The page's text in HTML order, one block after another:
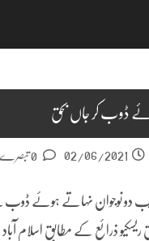
ڈوب کر جاں بحق
02/06/2021
دو نوجوان نہاتے ہوئے ڈوب
ریسکیو ذرائع کے مطابق اسلام